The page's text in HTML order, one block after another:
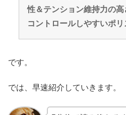
性＆テンション維持力の
コントロールしやすいポリ
です。
では、早速紹介していきます。